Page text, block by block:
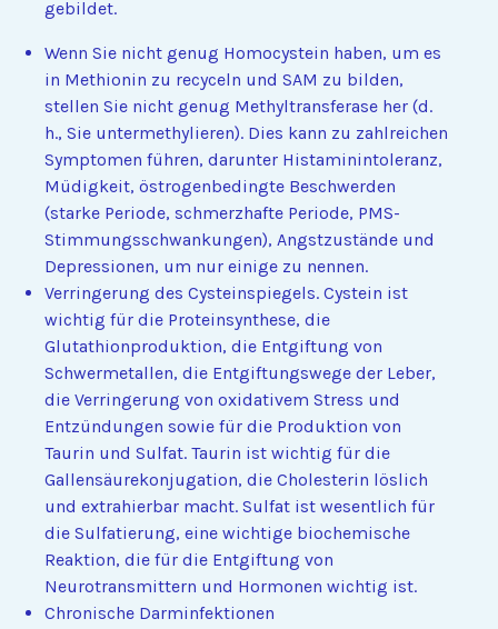
gebildet.
Wenn Sie nicht genug Homocystein haben, um es
in Methionin zu recyceln und SAM zu bilden,
stellen Sie nicht genug Methyltransferase her (d.
h., Sie untermethylieren). Dies kann zu zahlreichen
Symptomen führen, darunter Histaminintoleranz,
Müdigkeit, östrogenbedingte Beschwerden
(starke Periode, schmerzhafte Periode, PMS-
Stimmungsschwankungen), Angstzustände und
Depressionen, um nur einige zu nennen.
Verringerung des Cysteinspiegels. Cystein ist
wichtig für die Proteinsynthese, die
Glutathionproduktion, die Entgiftung von
Schwermetallen, die Entgiftungswege der Leber,
die Verringerung von oxidativem Stress und
Entzündungen sowie für die Produktion von
Taurin und Sulfat. Taurin ist wichtig für die
Gallensäurekonjugation, die Cholesterin löslich
und extrahierbar macht. Sulfat ist wesentlich für
die Sulfatierung, eine wichtige biochemische
Reaktion, die für die Entgiftung von
Neurotransmittern und Hormonen wichtig ist.
Chronische Darminfektionen